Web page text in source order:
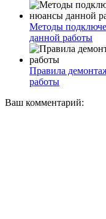
Методы
данной работы
Правила
работы
Ваш комментарий: